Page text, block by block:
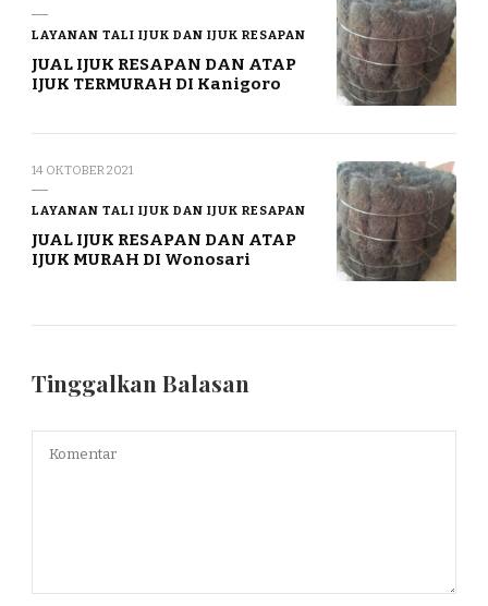
LAYANAN TALI IJUK DAN IJUK RESAPAN
JUAL IJUK RESAPAN DAN ATAP
IJUK TERMURAH DI Kanigoro
14 OKTOBER 2021
LAYANAN TALI IJUK DAN IJUK RESAPAN
JUAL IJUK RESAPAN DAN ATAP
IJUK MURAH DI Wonosari
Tinggalkan Balasan